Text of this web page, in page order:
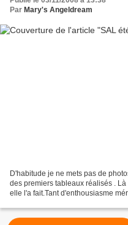
Par Mary's Angeldream
D'habitude je ne mets pas de
des premiers tableaux réalisés .
elle l'a fait.Tant d'enthousiasme